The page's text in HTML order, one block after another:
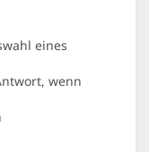
eines
wenn